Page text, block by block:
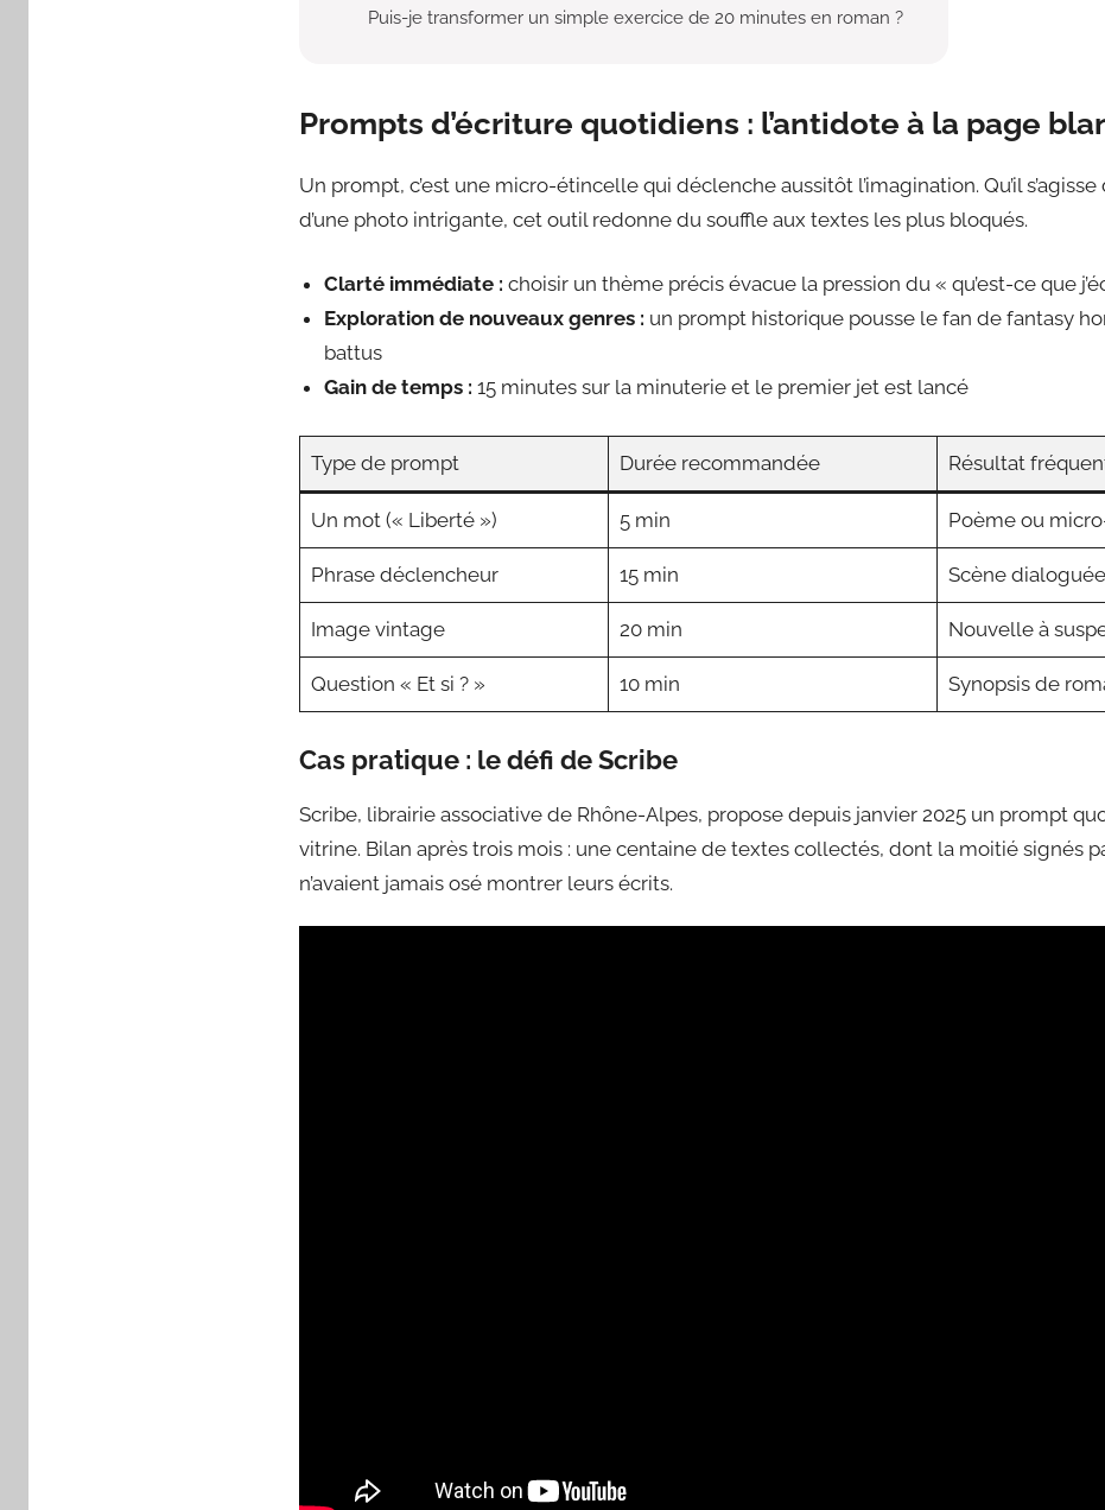
Puis-je transformer un simple exercice de 20 minutes en roman ?
Prompts d’écriture quotidiens : l’antidote à la page
Un prompt, c’est une micro-étincelle qui déclenche aussitôt l’imagination. Qu’il s’agisse
d’une photo intrigante, cet outil redonne du souffle aux textes les plus bloqués.
Clarté immédiate : choisir un thème précis évacue la pression du « qu’est-ce que
Exploration de nouveaux genres : un prompt historique pousse le fan de fantasy
battus
Gain de temps : 15 minutes sur la minuterie et le premier jet est lancé
Type de prompt Durée recommandée Résultat
Un mot (« Liberté ») 5 min Poème ou
Phrase déclencheur 15 min Scène dialoguée
Image vintage 20 min Nouvelle à
Question « Et si ? » 10 min Synopsis de
Cas pratique : le défi de Scribe
Scribe, librairie associative de Rhône-Alpes, propose depuis janvier 2025 un prompt
vitrine. Bilan après trois mois : une centaine de textes collectés, dont la moitié signés
n’avaient jamais osé montrer leurs écrits.